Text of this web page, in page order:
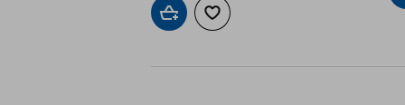
Добави в кошницата
Добави към списъка с любими